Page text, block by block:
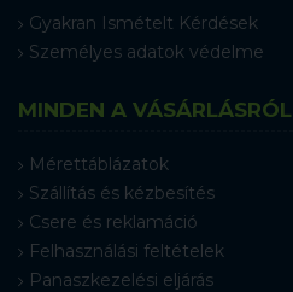
Gyakran Ismételt Kérdések
Személyes adatok védelme
MINDEN A VÁSÁRLÁSRÓL
Mérettáblázatok
Szállítás és kézbesítés
Csere és reklamáció
Felhasználási feltételek
Panaszkezelési eljárás